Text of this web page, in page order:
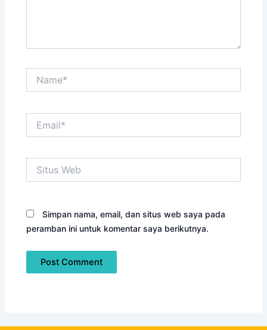
Web
Simpan nama, email, dan situs web saya pada
peramban ini untuk komentar saya berikutnya.